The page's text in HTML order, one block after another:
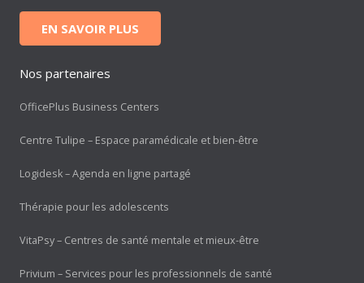
EN SAVOIR PLUS
Nos partenaires
OfficePlus Business Centers
Centre Tulipe – Espace paramédicale et bien-être
Logidesk – Agenda en ligne partagé
Thérapie pour les adolescents
VitaPsy – Centres de santé mentale et mieux-être
Privium – Services pour les professionnels de santé